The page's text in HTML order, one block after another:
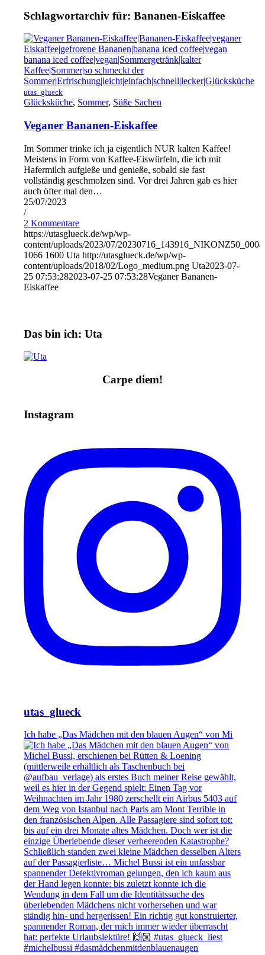
Schlagwortarchiv für:Bananen-Eiskaffee
utas_glueck
Glücksküche, Sommer, Süße Sachen
Veganer Bananen-Eiskaffee
Im Sommer trinke ich ja eigentlich NUR kalten Kaffee!
Meistens in Form von Kaffee-Eiswürfeln, die ich mit
Hafermilch aufgieße und genieße, sobald sie fast
vollständig geschmolzen sind. Vor drei Jahren gab es hier
auch öfter mal den…
25/07/2023
/
2 Kommentare
https://utasglueck.de/wp/wp-
content/uploads/2023/07/
1066 1600 Uta http://utasglueck.de/wp/wp-
content/uploads/2018/02/Logo_medium.png Uta2023-07-
25 07:53:282023-07-25 07:53:28Veganer Bananen-
Eiskaffee
Das bin ich: Uta
Carpe diem!
Instagram
utas_glueck
Ich habe „Das Mädchen mit den blauen Augen“ von Mi